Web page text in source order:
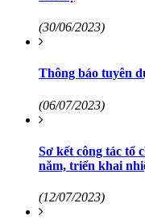
(30/06/2023)
Thông báo tuyên
(06/07/2023)
Sơ kết công tác tổ
năm, triển khai
(12/07/2023)